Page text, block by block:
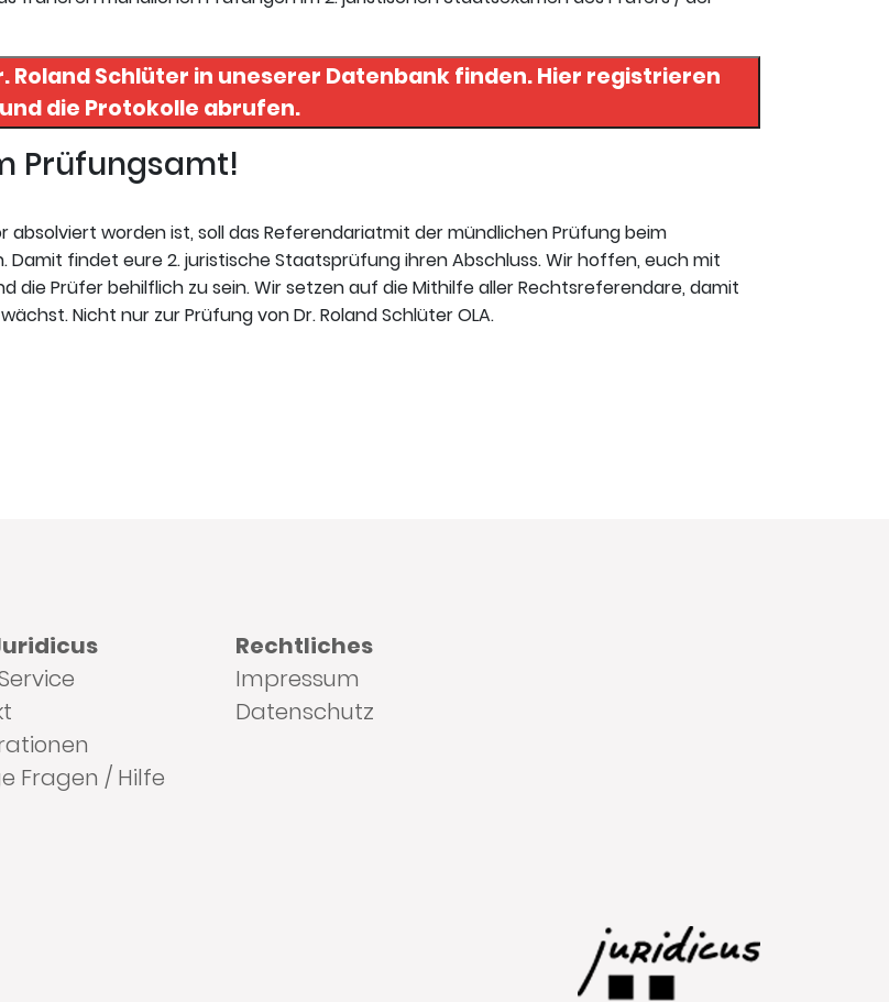
Roland Schlüter in uneserer Datenbank finden. Hier registrieren
und die Protokolle abrufen.
Prüfungsamt!
worden ist, soll das Referendariatmit der mündlichen Prüfung beim
findet eure 2. juristische Staatsprüfung ihren Abschluss. Wir hoffen, euch mit
die Prüfer behilflich zu sein. Wir setzen auf die Mithilfe aller Rechtsreferendare, damit
Nicht nur zur Prüfung von Dr. Roland Schlüter OLA.
Fragen / Hilfe
Rechtliches
Impressum
Datenschutz